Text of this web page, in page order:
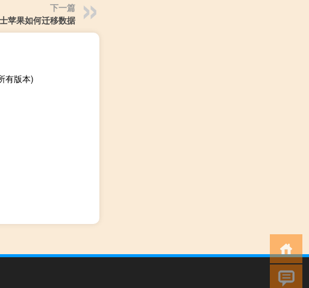
下一篇
苹果如何迁移数据
有版本)